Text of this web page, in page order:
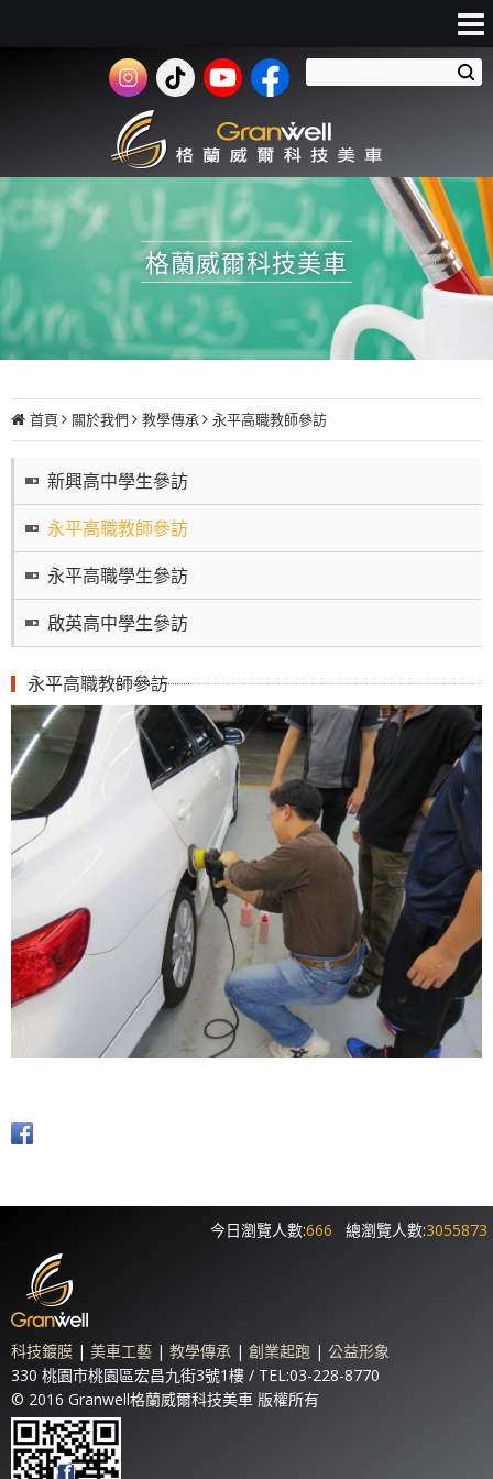
格蘭威爾科技美車
首頁 關於我們 教學傳承 永平高職教師參訪
新興高中學生參訪
永平高職教師參訪
永平高職學生參訪
啟英高中學生參訪
永平高職教師參訪
今日瀏覽人數:666 總瀏覽人數:3055873
科技鍍膜 | 美車工藝 | 教學傳承 | 創業起跑 | 公益形象
330 桃園市桃園區宏昌九街3號1樓 / TEL:03-228-8770
© 2016 Granwell格蘭威爾科技美車 版權所有